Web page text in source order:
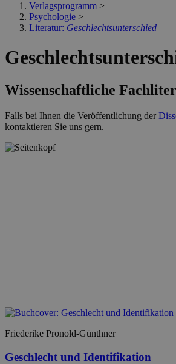
Verlagsprogramm >
Psychologie >
Literatur: Geschlechtsunterschied
Wissenschaftliche
Falls bei Ihnen die Veröffentlichung der
kontaktieren Sie uns gern.
Friederike Pronold-Günthner
Geschlecht und Identifikation